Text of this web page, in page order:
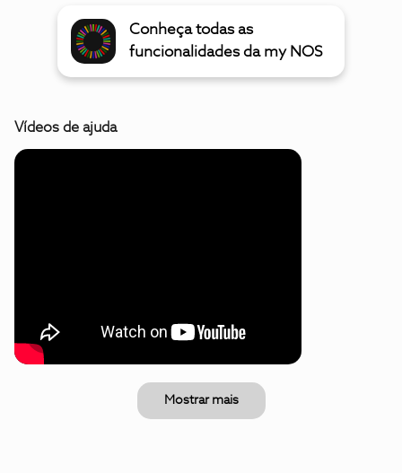
Conheça todas as
funcionalidades da my NOS
Vídeos de ajuda
Mostrar mais